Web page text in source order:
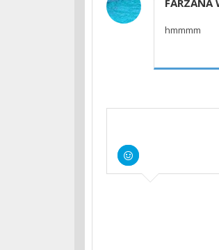
FARZANA
hmmmm